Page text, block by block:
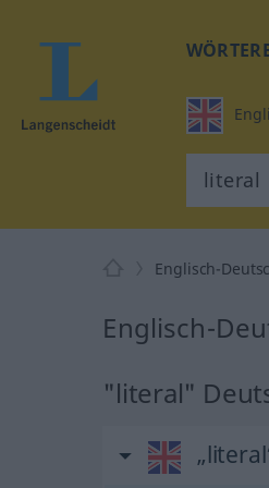
Englisch-
Englisch-
"literal"